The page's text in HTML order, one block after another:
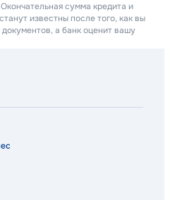
сумма кредита и
известны после того, как вы
а банк оценит вашу